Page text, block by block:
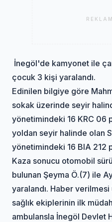
İnegöl'de kamyonet ile
çocuk 3 kişi yaralandı.
Edinilen bilgiye göre
sokak üzerinde seyir
yönetimindeki 16 KRC 06
yoldan seyir halinde olan
yönetimindeki 16 BIA 212
Kaza sonucu otomobil
bulunan Şeyma Ö.(7) ile
yaralandı. Haber
sağlık ekiplerinin ilk
ambulansla İnegöl Devlet